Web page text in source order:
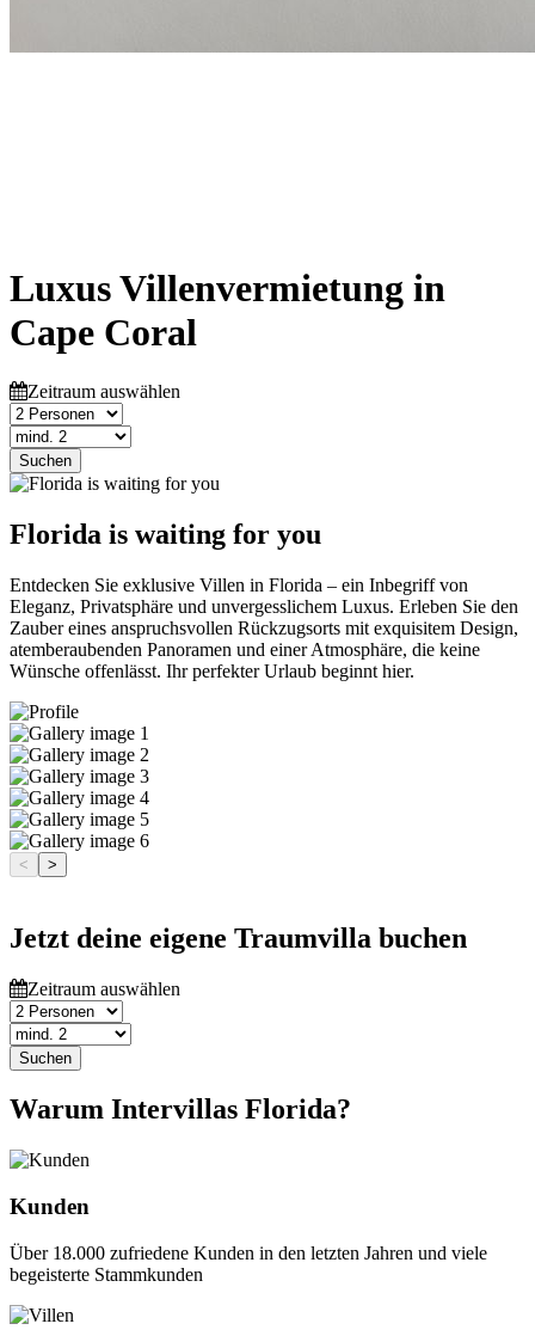
Luxus Villenvermietung in
Cape Coral
Zeitraum auswählen
Suchen
Florida is waiting for you
Entdecken Sie exklusive Villen in Florida – ein Inbegriff von
Eleganz, Privatsphäre und unvergesslichem Luxus. Erleben Sie den
Zauber eines anspruchsvollen Rückzugsorts mit exquisitem Design,
atemberaubenden Panoramen und einer Atmosphäre, die keine
Wünsche offenlässt. Ihr perfekter Urlaub beginnt hier.
< >
Jetzt deine eigene Traumvilla buchen
Zeitraum auswählen
Suchen
Warum Intervillas Florida?
Kunden
Über 18.000 zufriedene Kunden in den letzten Jahren und viele
begeisterte Stammkunden